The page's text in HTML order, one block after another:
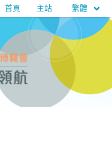
首頁 主站 繁體